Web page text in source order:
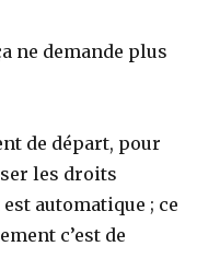
ne demande plus
de départ, pour
les droits
automatique ; ce
c’est de